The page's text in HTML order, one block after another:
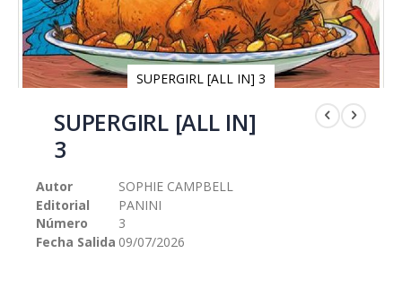
SUPERGIRL [ALL IN] 3
comienzo
galería
imágenes
SUPERGIRL [ALL IN]
3
Autor
SOPHIE CAMPBELL
Editorial
PANINI
Número
3
Fecha Salida 09/07/2026